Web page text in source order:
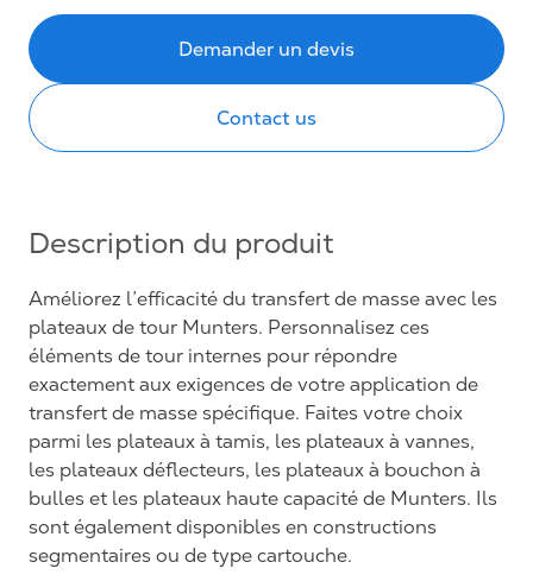
Demander un devis
Contact us
Description du produit
Améliorez l’efficacité du transfert de masse avec les
plateaux de tour Munters. Personnalisez ces
éléments de tour internes pour répondre
exactement aux exigences de votre application de
transfert de masse spécifique. Faites votre choix
parmi les plateaux à tamis, les plateaux à vannes,
les plateaux déflecteurs, les plateaux à bouchon à
bulles et les plateaux haute capacité de Munters. Ils
sont également disponibles en constructions
segmentaires ou de type cartouche.